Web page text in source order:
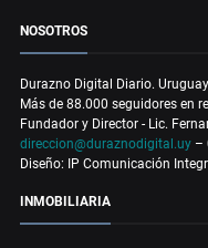
NOSOTROS
Durazno Digital Diario.
Más de 88.000 seguidores en
Fundador y Director - Lic.
direccion@duraznodigital.uy –
Diseño: IP Comunicación
INMOBILIARIA